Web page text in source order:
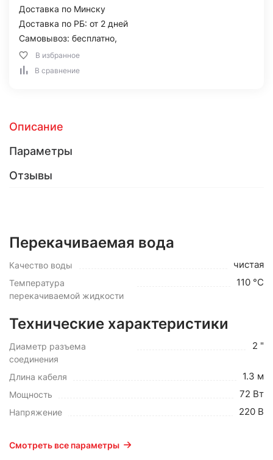
Доставка по Минску
Доставка по РБ: от 2 дней
Самовывоз: бесплатно,
В избранное
В сравнение
Описание
Параметры
Отзывы
Перекачиваемая вода
Качество воды чистая
Температура
перекачиваемой жидкости
110 °C
Технические характеристики
Диаметр разъема
соединения
2 "
Длина кабеля 1.3 м
Мощность 72 Вт
Напряжение 220 В
Смотреть все параметры